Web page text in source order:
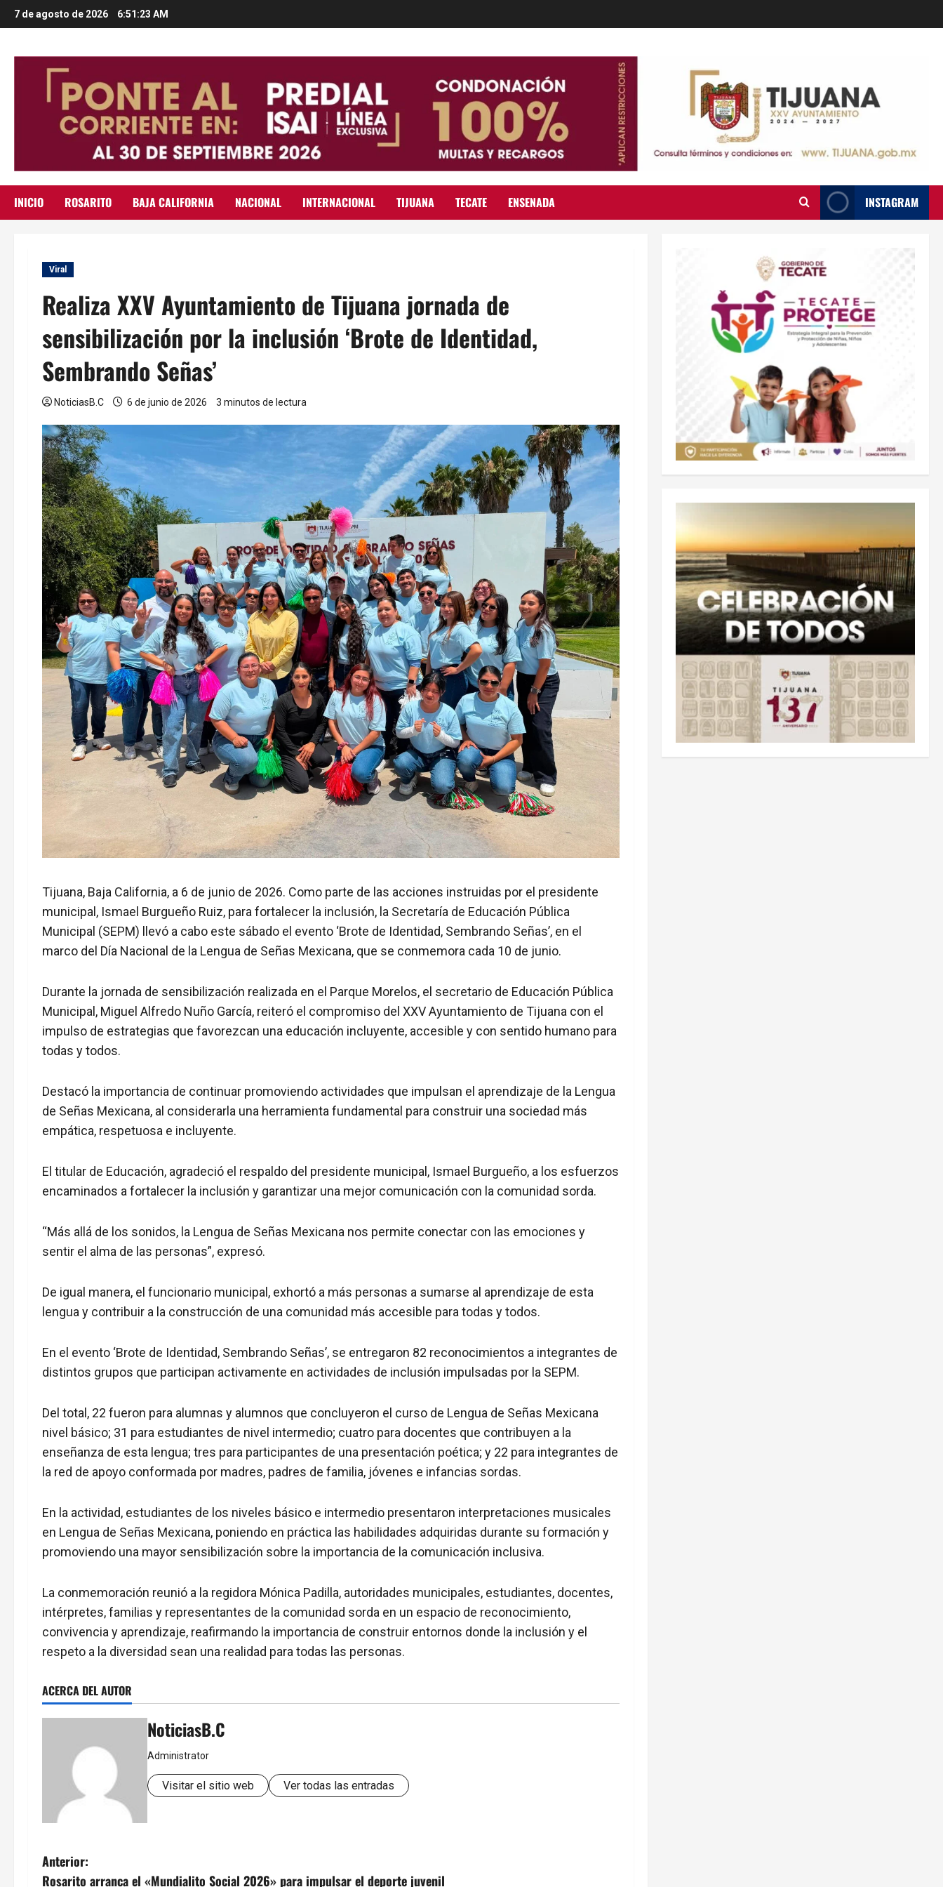
Saltar
al
7 de agosto de 2026 6:51:25 AM
INICIO ROSARITO BAJA CALIFORNIA NACIONAL INTERNACIONAL TIJUANA TECATE ENSENADA INSTAGRAM
Viral
Realiza XXV Ayuntamiento de Tijuana jornada de
sensibilización por la inclusión ‘Brote de Identidad,
Sembrando Señas’
NoticiasB.C 6 de junio de 2026 3 minutos de lectura
Tijuana, Baja California, a 6 de junio de 2026. Como parte de las acciones instruidas por el presidente
municipal, Ismael Burgueño Ruiz, para fortalecer la inclusión, la Secretaría de Educación Pública
Municipal (SEPM) llevó a cabo este sábado el evento ‘Brote de Identidad, Sembrando Señas’, en el
marco del Día Nacional de la Lengua de Señas Mexicana, que se conmemora cada 10 de junio.
Durante la jornada de sensibilización realizada en el Parque Morelos, el secretario de Educación Pública
Municipal, Miguel Alfredo Nuño García, reiteró el compromiso del XXV Ayuntamiento de Tijuana con el
impulso de estrategias que favorezcan una educación incluyente, accesible y con sentido humano para
todas y todos.
Destacó la importancia de continuar promoviendo actividades que impulsan el aprendizaje de la Lengua
de Señas Mexicana, al considerarla una herramienta fundamental para construir una sociedad más
empática, respetuosa e incluyente.
El titular de Educación, agradeció el respaldo del presidente municipal, Ismael Burgueño, a los esfuerzos
encaminados a fortalecer la inclusión y garantizar una mejor comunicación con la comunidad sorda.
“Más allá de los sonidos, la Lengua de Señas Mexicana nos permite conectar con las emociones y
sentir el alma de las personas”, expresó.
De igual manera, el funcionario municipal, exhortó a más personas a sumarse al aprendizaje de esta
lengua y contribuir a la construcción de una comunidad más accesible para todas y todos.
En el evento ‘Brote de Identidad, Sembrando Señas’, se entregaron 82 reconocimientos a integrantes de
distintos grupos que participan activamente en actividades de inclusión impulsadas por la SEPM.
Del total, 22 fueron para alumnas y alumnos que concluyeron el curso de Lengua de Señas Mexicana
nivel básico; 31 para estudiantes de nivel intermedio; cuatro para docentes que contribuyen a la
enseñanza de esta lengua; tres para participantes de una presentación poética; y 22 para integrantes de
la red de apoyo conformada por madres, padres de familia, jóvenes e infancias sordas.
En la actividad, estudiantes de los niveles básico e intermedio presentaron interpretaciones musicales
en Lengua de Señas Mexicana, poniendo en práctica las habilidades adquiridas durante su formación y
promoviendo una mayor sensibilización sobre la importancia de la comunicación inclusiva.
La conmemoración reunió a la regidora Mónica Padilla, autoridades municipales, estudiantes, docentes,
intérpretes, familias y representantes de la comunidad sorda en un espacio de reconocimiento,
convivencia y aprendizaje, reafirmando la importancia de construir entornos donde la inclusión y el
respeto a la diversidad sean una realidad para todas las personas.
ACERCA DEL AUTOR
NoticiasB.C
Administrator
Visitar el sitio web Ver todas las entradas
N
Anterior:
Rosarito arranca el «Mundialito Social 2026» para impulsar el deporte juvenil